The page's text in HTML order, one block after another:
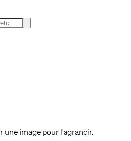
une image pour l'agrandir.
navigation sur le site, analyser son
personnalisées.